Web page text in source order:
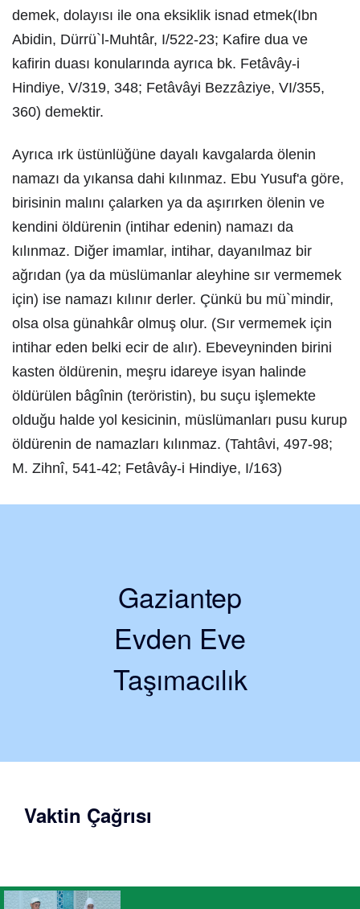
demek, dolayısı ile ona eksiklik isnad etmek(Ibn
Abidin, Dürrü`l-Muhtâr, I/522-23; Kafire dua ve
kafirin duası konularında ayrıca bk. Fetâvây-i
Hindiye, V/319, 348; Fetâvâyi Bezzâziye, VI/355,
360) demektir.
Ayrıca ırk üstünlüğüne dayalı kavgalarda ölenin
namazı da yıkansa dahi kılınmaz. Ebu Yusuf'a göre,
birisinin malını çalarken ya da aşırırken ölenin ve
kendini öldürenin (intihar edenin) namazı da
kılınmaz. Diğer imamlar, intihar, dayanılmaz bir
ağrıdan (ya da müslümanlar aleyhine sır vermemek
için) ise namazı kılınır derler. Çünkü bu mü`mindir,
olsa olsa günahkâr olmuş olur. (Sır vermemek için
intihar eden belki ecir de alır). Ebeveyninden birini
kasten öldürenin, meşru idareye isyan halinde
öldürülen bâgînin (teröristin), bu suçu işlemekte
olduğu halde yol kesicinin, müslümanları pusu kurup
öldürenin de namazları kılınmaz. (Tahtâvi, 497-98;
M. Zihnî, 541-42; Fetâvây-i Hindiye, I/163)
Gaziantep
Evden Eve
Taşımacılık
Vaktin Çağrısı